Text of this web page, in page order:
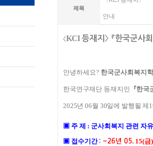
제목
안내
〈KCI 등재지 〉 『한국군사
안녕하세요? 한국군사회복지
한국연구재단 등재지인 『한국
2025년 06월 30일에 발행될 제
▣ 주 제 : 군사회복지 관련 자
▣ 접수기간: ~26년 05. 15(금)